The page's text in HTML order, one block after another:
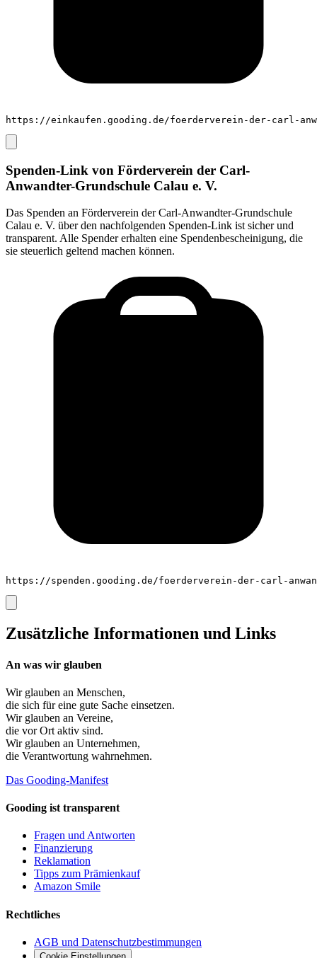
https://einkaufen.gooding.de/foerderverein-der-carl-
Spenden-Link von Förderverein der Carl-
Anwandter-Grundschule Calau e. V.
Das Spenden an Förderverein der Carl-Anwandter-Grundschule
Calau e. V. über den nachfolgenden Spenden-Link ist sicher und
transparent. Alle Spender erhalten eine Spendenbescheinigung, die
sie steuerlich geltend machen können.
https://spenden.gooding.de/foerderverein-der-carl-
Zusätzliche Informationen und Links
An was wir glauben
Wir glauben an Menschen,
die sich für eine gute Sache einsetzen.
Wir glauben an Vereine,
die vor Ort aktiv sind.
Wir glauben an Unternehmen,
die Verantwortung wahrnehmen.
Das Gooding-Manifest
Gooding ist transparent
Fragen und Antworten
Finanzierung
Reklamation
Tipps zum Prämienkauf
Amazon Smile
Rechtliches
AGB und Datenschutzbestimmungen